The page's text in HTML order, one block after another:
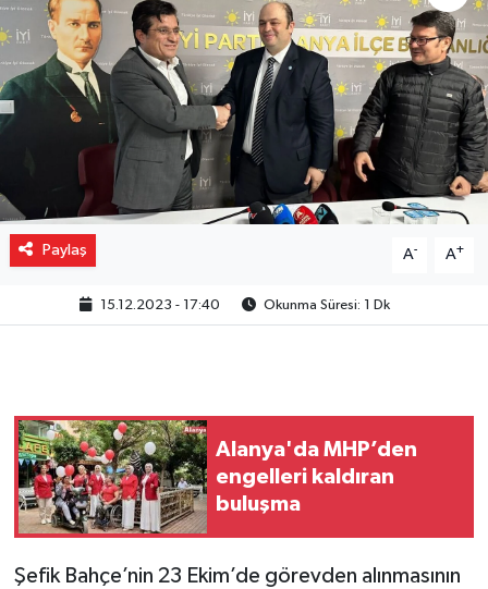
Paylaş A- A+
15.12.2023 - 17:40 Okunma Süresi: 1 Dk
Alanya'da MHP’den
engelleri kaldıran
buluşma
Şefik Bahçe’nin 23 Ekim’de görevden alınmasının
Güncel
Gündem
Politika
Spor
Turizm